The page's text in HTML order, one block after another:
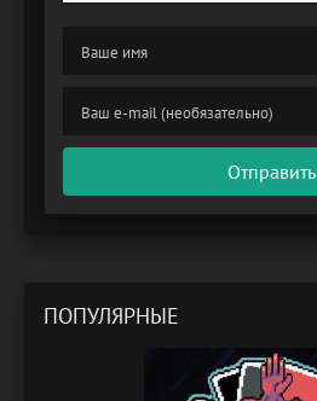
Отправить
ПОПУЛЯРНЫЕ